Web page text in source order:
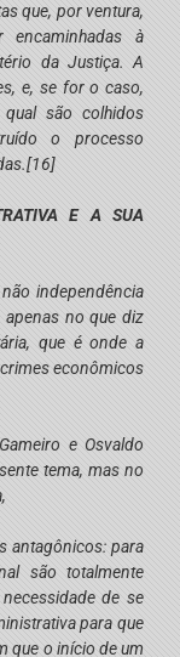
que, por ventura,
à
da Justiça. A
e, se for o caso,
são colhidos
o processo
[16]
E A SUA
independência
apenas no que diz
que é onde a
econômicos
e Osvaldo
tema, mas no
antagônicos: para
são totalmente
de se
para que
que o início de um